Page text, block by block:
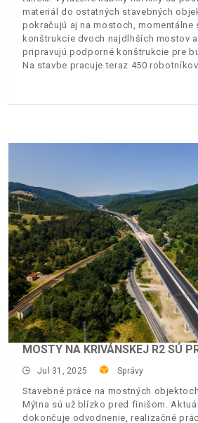
materiál do ostatných stavebných
pokračujú aj na mostoch, momentálne
konštrukcie dvoch najdlhších mostov
pripravujú podporné konštrukcie pre
Na stavbe pracuje teraz 450
MOSTY NA KRIVÁNSKEJ R2 SÚ
Jul 31, 2025 Správy
Stavebné práce na mostných
Mýtna sú už blízko pred finišom.
dokončuje odvodnenie, realizačné